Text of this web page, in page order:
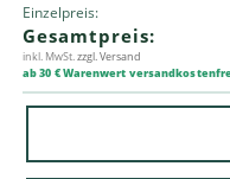
Einzelpreis:
Gesamtpreis:
inkl. MwSt. zzgl. Versand
ab 30 € Warenwert